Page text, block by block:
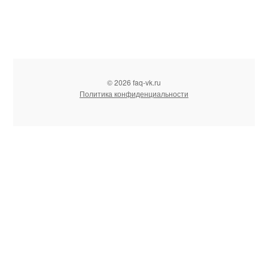
© 2026 faq-vk.ru
Политика конфиденциальности